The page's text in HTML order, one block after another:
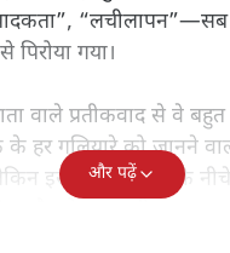
तो वे आसानी से रिकॉर्ड
आया, उसने साफ़ दिखा
कितनी दूर तक ले